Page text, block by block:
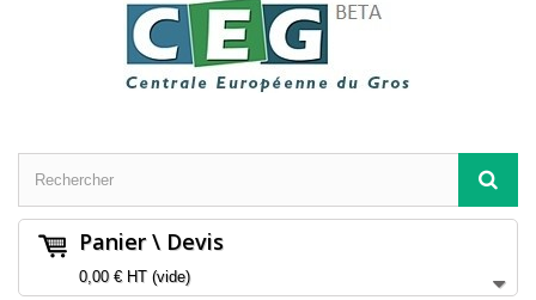
Panier \ Devis
0,00 €HT (vide)